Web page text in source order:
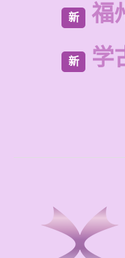
新 福
新 学